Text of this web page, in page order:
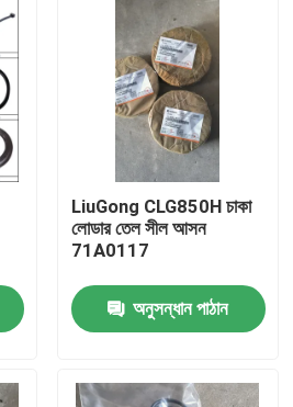
LiuGong CLG850H চাকা
লোডার তেল সীল আসন
71A0117
অনুসন্ধান পাঠান